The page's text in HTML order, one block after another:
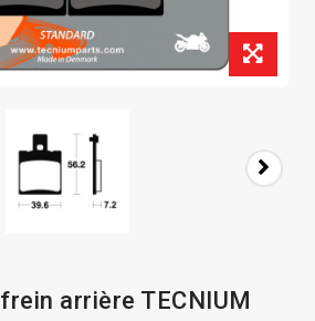
arrière TECNIUM